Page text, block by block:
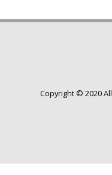
Copyright © 2020